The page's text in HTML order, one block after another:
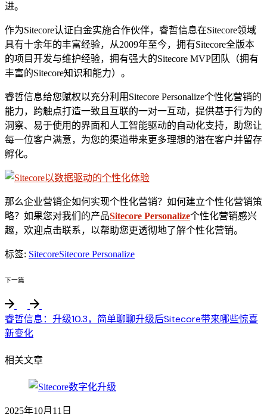
进。
作为Sitecore认证白金实施合作伙伴，睿哲信息在Sitecore领域
具有十余年的丰富经验，从2009年至今，拥有Sitecore全版本
的项目开发与维护经验，拥有强大的Sitecore MVP团队（拥有
丰富的Sitecore知识和能力）。
睿哲信息给您赋权以充分利用Sitecore Personalize个性化营销的
能力，跨触点打造一致且互联的一对一互动，提供基于行为的
洞察、易于使用的界面和人工智能驱动的自动化支持，助您让
每一位客户满意，为您的渠道带来更多理想的潜在客户并留存
孵化。
那么企业营销企如何实现个性化营销？如何建立个性化营销策
略？如果您对我们的产品Sitecore Personalize个性化营销感兴
趣，欢迎点击联系，以帮助您更透彻地了解个性化营销。
标签: SitecoreSitecore Personalize
下一篇
睿哲信息：升级10.3，简单聊聊升级后Sitecore带来哪些惊喜
新变化
相关文章
2025年10月11日